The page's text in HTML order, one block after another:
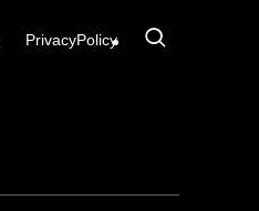
PrivacyPolicy